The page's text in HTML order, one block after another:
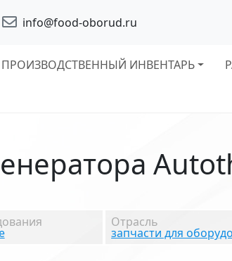
info@food-oborud.ru
ПРОИЗВОДСТВЕННЫЙ ИНВЕНТАРЬ
Отрасль
запчасти для